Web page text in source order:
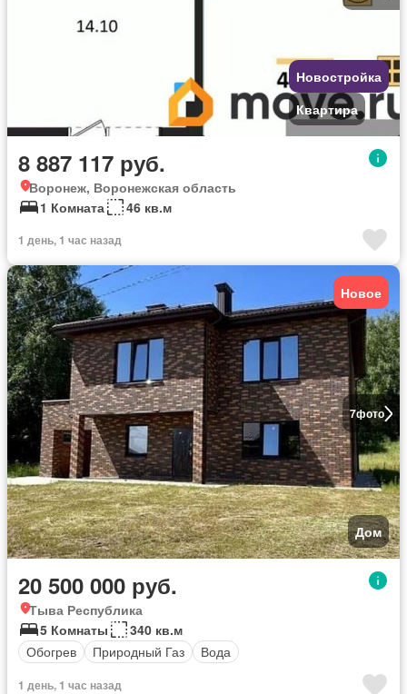
Новостройка
Квартира
8 887 117 руб.
Воронеж, Воронежская область
1 Комната
46 кв.м
1 день, 1 час назад
7фото
Новое
Дом
20 500 000 руб.
Тыва Республика
5 Комнаты
340 кв.м
Обогрев
Природный Газ Вода
1 день, 1 час назад